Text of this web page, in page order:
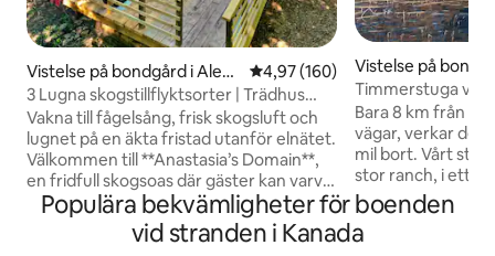
Vistelse på bondgård i Alexa
ndria
4,97 av 5 i genomsnittligt
4,97 (160)
3 Lugna skogstillflyktsorter | Trädhus
nära Montreal
Vakna till fågelsång, frisk skogsluft och
lugnet på en äkta fristad utanför elnätet.
Välkommen till **Anastasia’s Domain**,
en fridfull skogsoas där gäster kan varva
ner och komma i kontakt med naturen
med vandringsleder, en damm och
Vistelse på
Hache
Timmerstuga vid
och kajaker
Bara 8 km från
vägar, verkar det
mil bort. Vårt
stor ranch, i ett
stad i närheten
min till 2 större
bekvämligheter.
Populära bekvämligheter för boenden
vid stranden i Kanada